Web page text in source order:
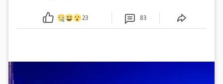
23 83